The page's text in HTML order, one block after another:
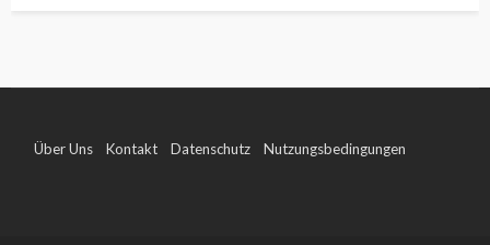
Über Uns Kontakt Datenschutz Nutzungsbedingungen